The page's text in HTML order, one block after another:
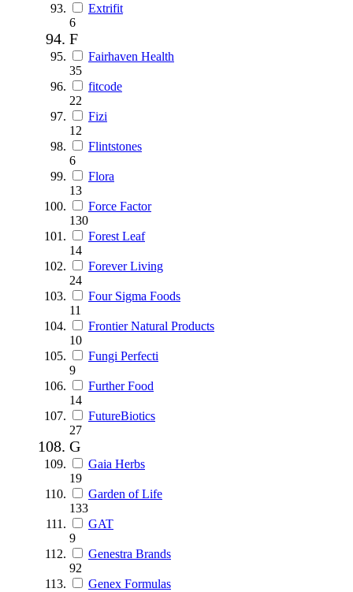
Extrifit
6
F
Fairhaven Health
35
fitcode
22
Fizi
12
Flintstones
6
Flora
13
Force Factor
130
Forest Leaf
14
Forever Living
24
Four Sigma Foods
11
Frontier Natural Products
10
Fungi Perfecti
9
Further Food
14
FutureBiotics
27
G
Gaia Herbs
19
Garden of Life
133
GAT
9
Genestra Brands
92
Genex Formulas